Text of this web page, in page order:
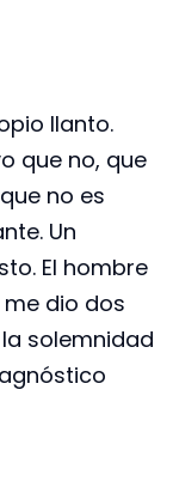
llanto.
que no, que
no es
Un
El hombre
dio dos
solemnidad